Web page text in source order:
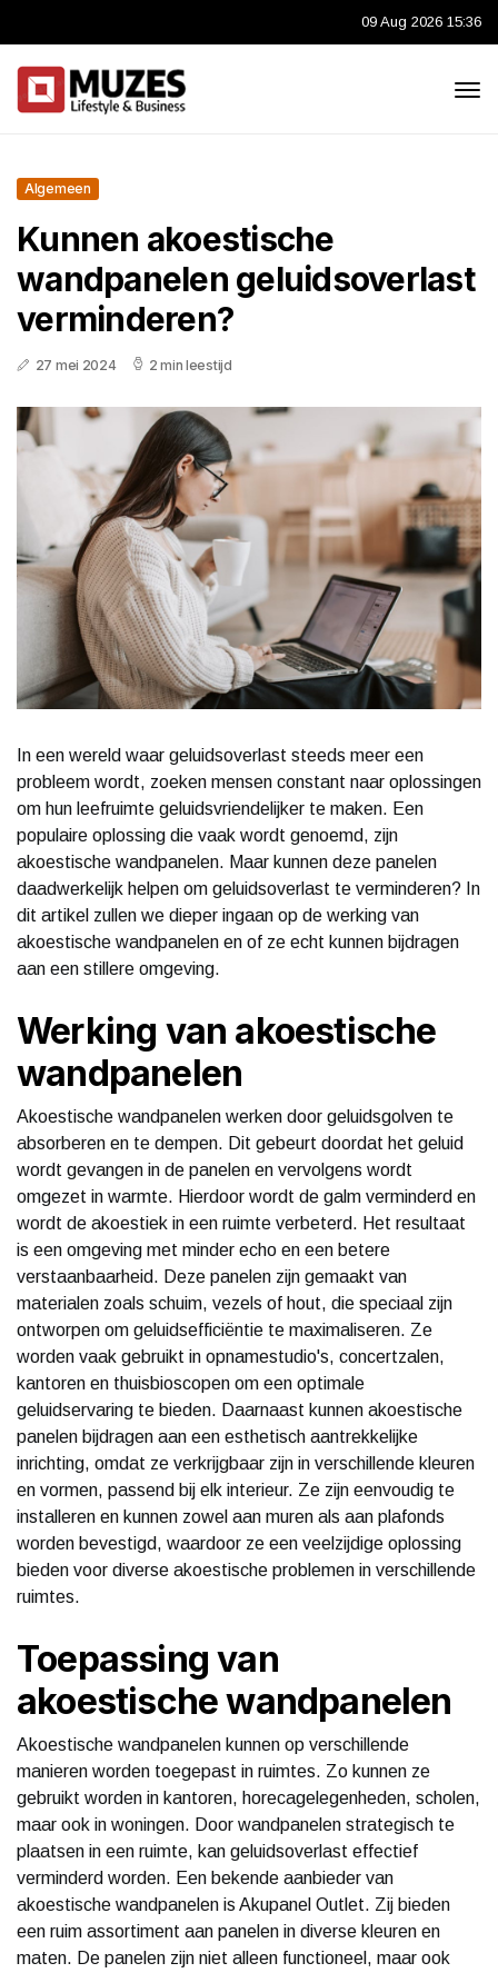
09 Aug 2026 15:36
Algemeen
Kunnen akoestische
wandpanelen geluidsoverlast
verminderen?
27 mei 2024 2 min leestijd
In een wereld waar geluidsoverlast steeds meer een
probleem wordt, zoeken mensen constant naar oplossingen
om hun leefruimte geluidsvriendelijker te maken. Een
populaire oplossing die vaak wordt genoemd, zijn
akoestische wandpanelen. Maar kunnen deze panelen
daadwerkelijk helpen om geluidsoverlast te verminderen? In
dit artikel zullen we dieper ingaan op de werking van
akoestische wandpanelen en of ze echt kunnen bijdragen
aan een stillere omgeving.
Werking van akoestische
wandpanelen
Akoestische wandpanelen werken door geluidsgolven te
absorberen en te dempen. Dit gebeurt doordat het geluid
wordt gevangen in de panelen en vervolgens wordt
omgezet in warmte. Hierdoor wordt de galm verminderd en
wordt de akoestiek in een ruimte verbeterd. Het resultaat
is een omgeving met minder echo en een betere
verstaanbaarheid. Deze panelen zijn gemaakt van
materialen zoals schuim, vezels of hout, die speciaal zijn
ontworpen om geluidsefficiëntie te maximaliseren. Ze
worden vaak gebruikt in opnamestudio's, concertzalen,
kantoren en thuisbioscopen om een optimale
geluidservaring te bieden. Daarnaast kunnen akoestische
panelen bijdragen aan een esthetisch aantrekkelijke
inrichting, omdat ze verkrijgbaar zijn in verschillende kleuren
en vormen, passend bij elk interieur. Ze zijn eenvoudig te
installeren en kunnen zowel aan muren als aan plafonds
worden bevestigd, waardoor ze een veelzijdige oplossing
bieden voor diverse akoestische problemen in verschillende
ruimtes.
Toepassing van
akoestische wandpanelen
Akoestische wandpanelen kunnen op verschillende
manieren worden toegepast in ruimtes. Zo kunnen ze
gebruikt worden in kantoren, horecagelegenheden, scholen,
maar ook in woningen. Door wandpanelen strategisch te
plaatsen in een ruimte, kan geluidsoverlast effectief
verminderd worden. Een bekende aanbieder van
akoestische wandpanelen is Akupanel Outlet. Zij bieden
een ruim assortiment aan panelen in diverse kleuren en
maten. De panelen zijn niet alleen functioneel, maar ook